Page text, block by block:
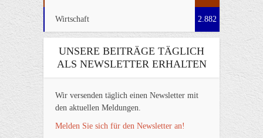
Wirtschaft 2.882
UNSERE BEITRÄGE TÄGLICH
ALS NEWSLETTER ERHALTEN
Wir versenden täglich einen Newsletter mit
den aktuellen Meldungen.
Melden Sie sich für den Newsletter an!